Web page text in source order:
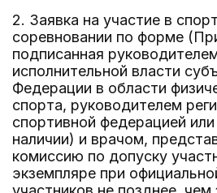
2. Заявка на участие в
соревновании по форме
подписанная
исполнительной власти
Федерации в области
спорта, руководителем
спортивной федерацией
наличии) и врачом,
комиссию по допуску
экземпляре при